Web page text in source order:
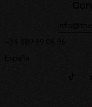
+34 689 89 06 96
España